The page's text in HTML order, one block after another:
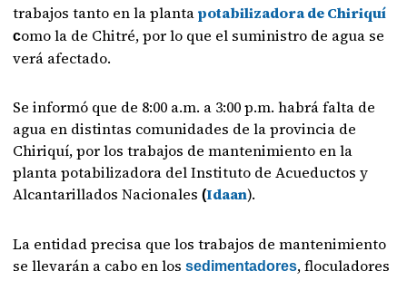
trabajos tanto en la plantapotabilizadora de Chiriquí
como la de Chitré, por lo que el suministro de agua se
verá afectado.
Se informó que de 8:00 a.m. a 3:00 p.m. habrá falta de
agua en distintas comunidades de la provincia de
Chiriquí, por los trabajos de mantenimiento en la
planta potabilizadora del Instituto de Acueductos y
Alcantarillados Nacionales(Idaan).
La entidad precisa que los trabajos de mantenimiento
se llevarán a cabo en lossedimentadores, floculadores